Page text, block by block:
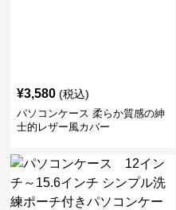
¥3,580 (税込)
パソコンケース 柔らか質感の紳
士的レザー風カバー